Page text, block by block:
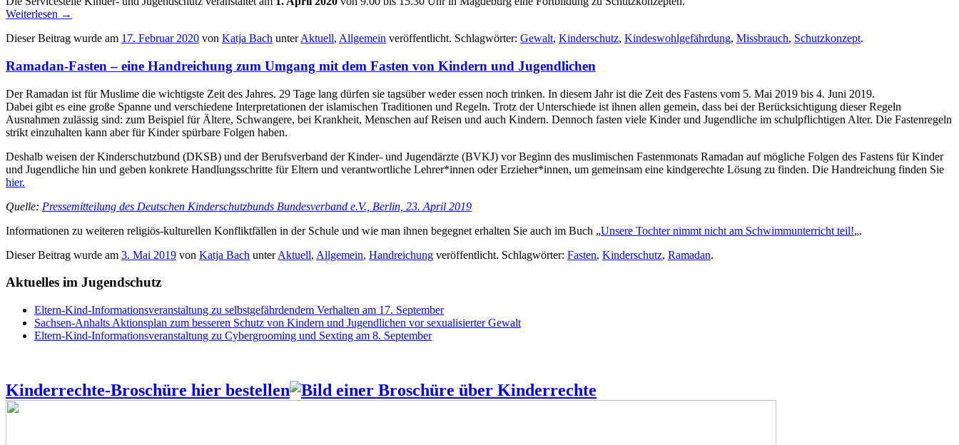
Weiterlesen →
Dieser Beitrag wurde am 17. Februar 2020 von Katja Bach unterAktuell, Allgemein veröffentlicht. Schlagwörter: Gewalt, Kinderschutz, Kindeswohlgefährdung, Missbrauch, Schutzkonzept.
Ramadan-Fasten – eine Handreichung zum Umgang mit dem Fasten von Kindern und Jugendlichen
Der Ramadan ist für Muslime die wichtigste Zeit des Jahres. 29 Tage lang dürfen sie tagsüber weder essen noch trinken. In diesem Jahr ist die Zeit des Fastens vom 5. Mai 2019 bis 4. Juni 2019.
Dabei gibt es eine große Spanne und verschiedene Interpretationen der islamischen Traditionen und Regeln. Trotz der Unterschiede ist ihnen allen gemein, dass bei der Berücksichtigung dieser Regeln
Ausnahmen zulässig sind: zum Beispiel für Ältere, Schwangere, bei Krankheit, Menschen auf Reisen und auch Kindern. Dennoch fasten viele Kinder und Jugendliche im schulpflichtigen Alter. Die Fastenregeln
strikt einzuhalten kann aber für Kinder spürbare Folgen haben.
Deshalb weisen der Kinderschutzbund (DKSB) und der Berufsverband der Kinder- und Jugendärzte (BVKJ) vor Beginn des muslimischen Fastenmonats Ramadan auf mögliche Folgen des Fastens für Kinder
und Jugendliche hin und geben konkrete Handlungsschritte für Eltern und verantwortliche Lehrer*innen oder Erzieher*innen, um gemeinsam eine kindgerechte Lösung zu finden. Die Handreichung finden Sie
hier.
Quelle: Pressemitteilung des Deutschen Kinderschutzbunds Bundesverband e.V., Berlin, 23. April 2019
Informationen zu weiteren religiös-kulturellen Konfliktfällen in der Schule und wie man ihnen begegnet erhalten Sie auch im Buch „Unsere Tochter nimmt nicht am Schwimmunterricht teil!„.
Dieser Beitrag wurde am 3. Mai 2019 von Katja Bach unterAktuell, Allgemein, Handreichung veröffentlicht. Schlagwörter: Fasten, Kinderschutz, Ramadan.
Aktuelles im Jugendschutz
Eltern-Kind-Informationsveranstaltung zu selbstgefährdendem Verhalten am 17. September
Sachsen-Anhalts Aktionsplan zum besseren Schutz von Kindern und Jugendlichen vor sexualisierter Gewalt
Eltern-Kind-Informationsveranstaltung zu Cybergrooming und Sexting am 8. September
Kinderrechte-Broschüre hier bestellen